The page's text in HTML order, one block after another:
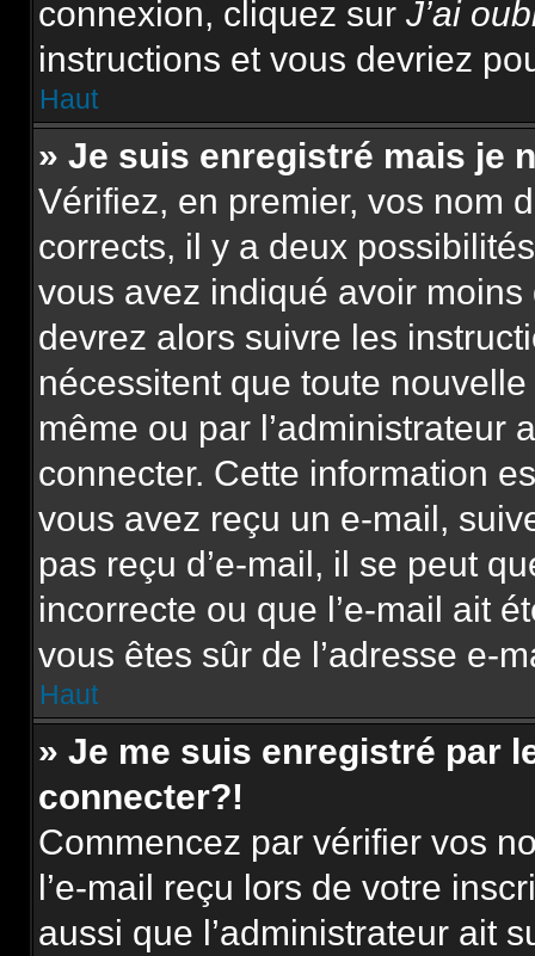
connexion, cliquez sur J’ai
instructions et vous devriez
Haut
» Je suis enregistré mais je
Vérifiez, en premier, vos nom
corrects, il y a deux
vous avez indiqué avoir
devrez alors suivre les
nécessitent que toute
même ou par l’administrateur
connecter. Cette information
vous avez reçu un e-mail,
pas reçu d’e-mail, il se peut
incorrecte ou que l’e-mail ait
vous êtes sûr de l’adresse e-
Haut
» Je me suis enregistré par
connecter?!
Commencez par vérifier vos
l’e-mail reçu lors de votre
aussi que l’administrateur ait